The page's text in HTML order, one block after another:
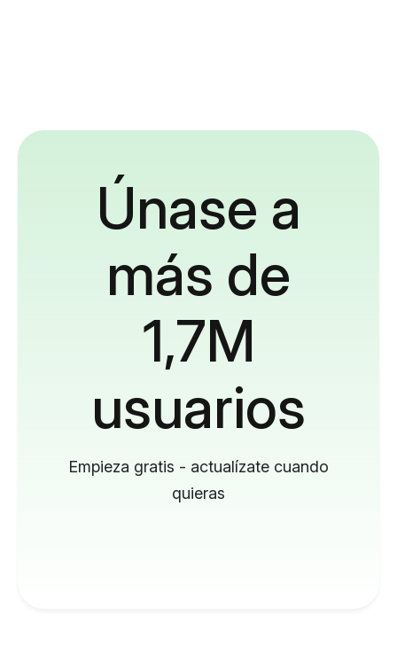
Únase a
más de
1,7M
usuarios
Empieza gratis - actualízate cuando
quieras